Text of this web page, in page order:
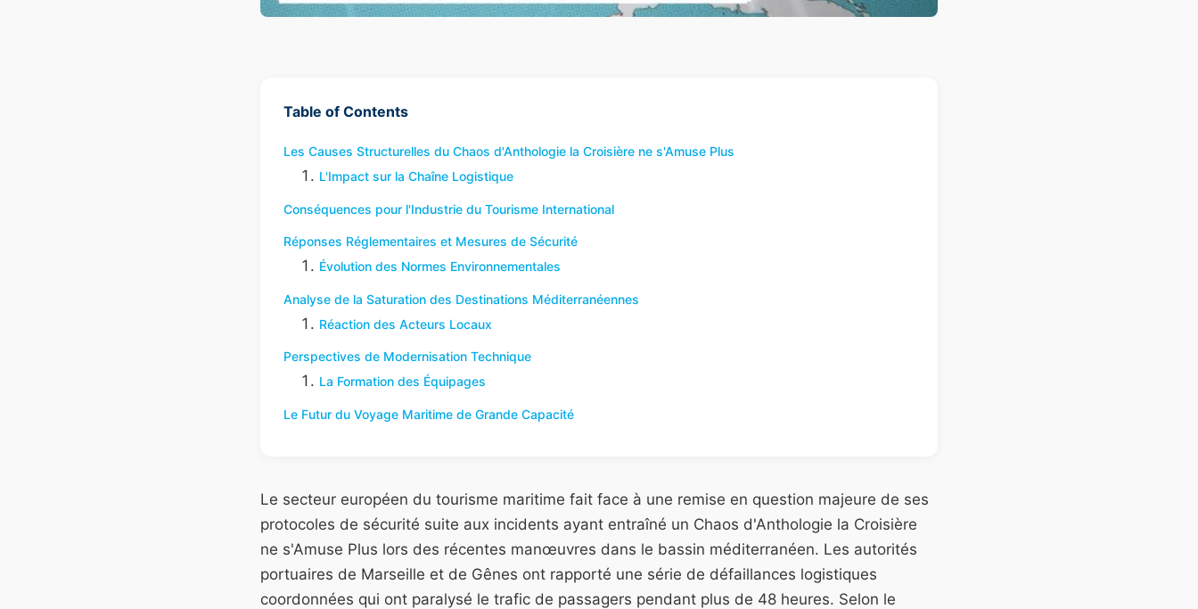
Table of Contents
Les Causes Structurelles du Chaos d'Anthologie la Croisière ne s'Amuse Plus
L'Impact sur la Chaîne Logistique
Conséquences pour l'Industrie du Tourisme International
Réponses Réglementaires et Mesures de Sécurité
Évolution des Normes Environnementales
Analyse de la Saturation des Destinations Méditerranéennes
Réaction des Acteurs Locaux
Perspectives de Modernisation Technique
La Formation des Équipages
Le Futur du Voyage Maritime de Grande Capacité
Le secteur européen du tourisme maritime fait face à une remise en question majeure de ses
protocoles de sécurité suite aux incidents ayant entraîné un Chaos d'Anthologie la Croisière
ne s'Amuse Plus lors des récentes manœuvres dans le bassin méditerranéen. Les autorités
portuaires de Marseille et de Gênes ont rapporté une série de défaillances logistiques
coordonnées qui ont paralysé le trafic de passagers pendant plus de 48 heures. Selon le